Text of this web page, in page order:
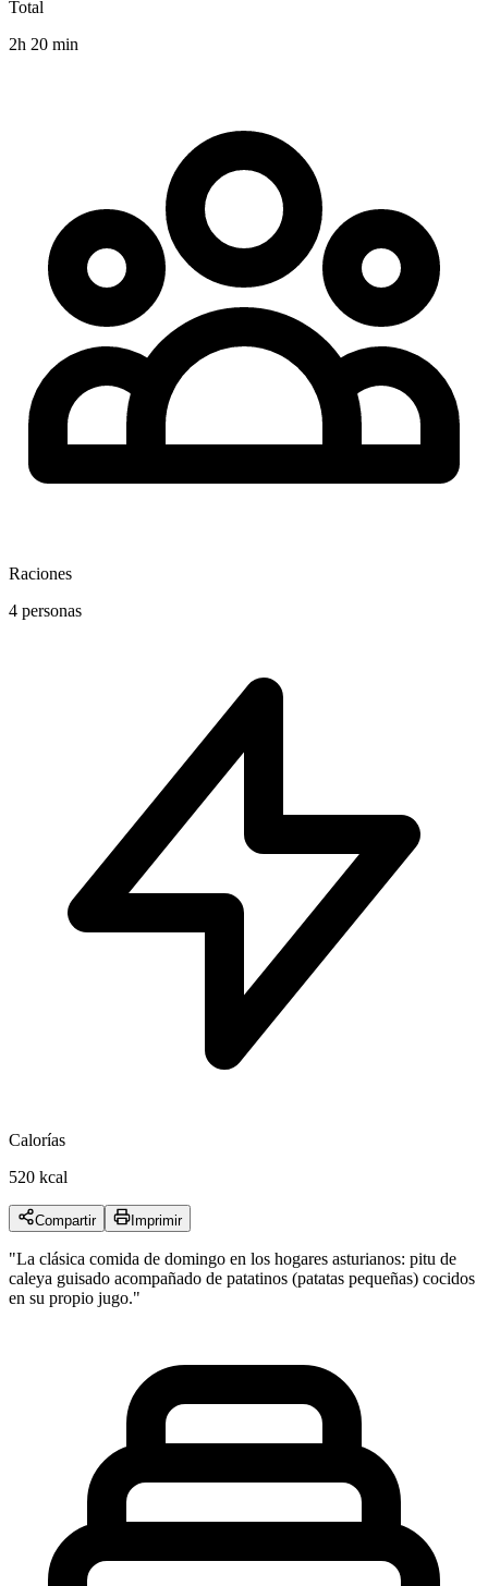
Total
2h 20 min
Raciones
4 personas
Calorías
520 kcal
Compartir Imprimir
"La clásica comida de domingo en los hogares asturianos: pitu de
caleya guisado acompañado de patatinos (patatas pequeñas) cocidos
en su propio jugo."